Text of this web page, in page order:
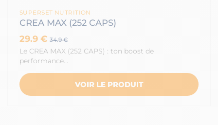
SUPERSET NUTRITION
CREA MAX (252 CAPS)
29.9 € 34.9 €
Le CREA MAX (252 CAPS) : ton boost de
performance…
VOIR LE PRODUIT